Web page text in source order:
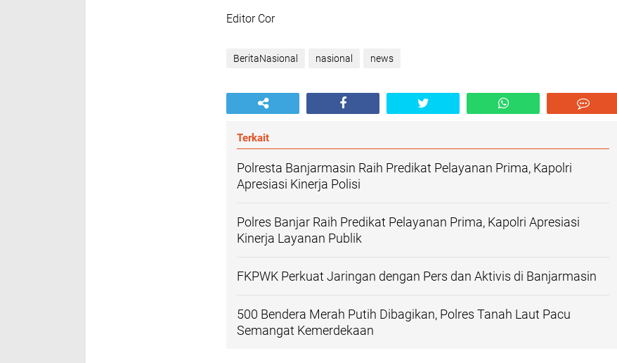
Editor Cor
BeritaNasional nasional news
Terkait
Polresta Banjarmasin Raih Predikat Pelayanan Prima, Kapolri
Apresiasi Kinerja Polisi
Polres Banjar Raih Predikat Pelayanan Prima, Kapolri Apresiasi
Kinerja Layanan Publik
FKPWK Perkuat Jaringan dengan Pers dan Aktivis di Banjarmasin
500 Bendera Merah Putih Dibagikan, Polres Tanah Laut Pacu
Semangat Kemerdekaan